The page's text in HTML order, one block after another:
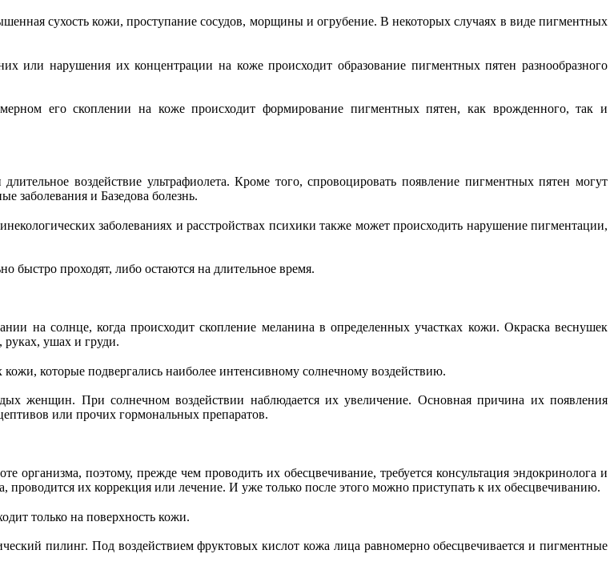
сухость кожи, проступание сосудов, морщины и огрубение. В некоторых случаях в виде пигментных
или нарушения их концентрации на коже происходит образование пигментных пятен разнообразного
его скоплении на коже происходит формирование пигментных пятен, как врожденного, так и
воздействие ультрафиолета. Кроме того, спровоцировать появление пигментных пятен могут
заболевания и Базедова болезнь.
заболеваниях и расстройствах психики также может происходить нарушение пигментации,
быстро проходят, либо остаются на длительное время.
на солнце, когда происходит скопление меланина в определенных участках кожи. Окраска веснушек
руках, ушах и груди.
которые подвергались наиболее интенсивному солнечному воздействию.
женщин. При солнечном воздействии наблюдается их увеличение. Основная причина их появления
или прочих гормональных препаратов.
организма, поэтому, прежде чем проводить их обесцвечивание, требуется консультация эндокринолога и
их коррекция или лечение. И уже только после этого можно приступать к их обесцвечиванию.
только на поверхность кожи.
пилинг. Под воздействием фруктовых кислот кожа лица равномерно обесцвечивается и пигментные